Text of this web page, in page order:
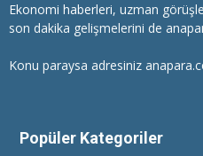
Ekonomi haberleri, uzman
son dakika gelişmelerini de
Konu paraysa adresiniz
Popüler Kategoriler